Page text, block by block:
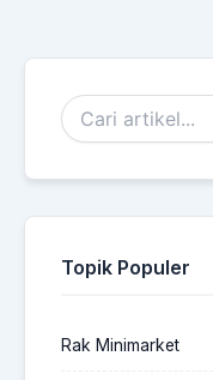
Topik Populer
Rak Minimarket